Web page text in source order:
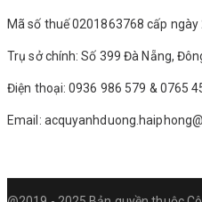
Mã số thuế 0201863768 cấp
Trụ sở chính: Số 399 Đà Nẵng,
Điện thoại: 0936 986 579 & 0765
Email: